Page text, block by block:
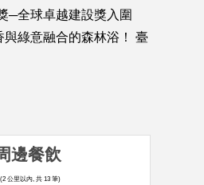
─全球卓越建設獎入圍
綠意融合的森林浴！ 臺
邊餐飲
(2 公里以內, 共 13 筆)